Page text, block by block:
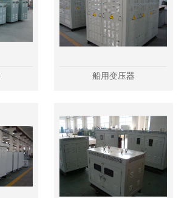
船用变压器